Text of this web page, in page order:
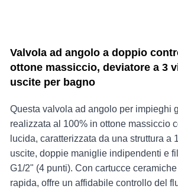
Valvola ad angolo a doppio
ottone massiccio, deviatore a 3
uscite per bagno
Questa valvola ad angolo per impieghi
realizzata al 100% in ottone massiccio
lucida, caratterizzata da una struttura a
uscite, doppie maniglie indipendenti e
G1/2" (4 punti). Con cartucce
rapida, offre un affidabile controllo del